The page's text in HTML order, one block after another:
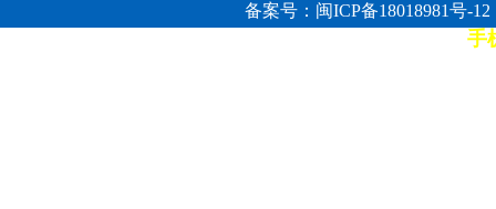
备案号：闽ICP备18018981号-12
7*12小时客服热线: 康师傅手